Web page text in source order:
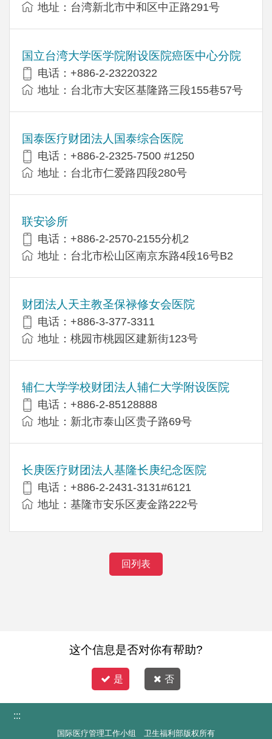
地址：台湾新北市中和区中正路291号
国立台湾大学医学院附设医院癌医中心分院
电话：+886-2-23220322
地址：台北市大安区基隆路三段155巷57号
国泰医疗财团法人国泰综合医院
电话：+886-2-2325-7500 #1250
地址：台北市仁爱路四段280号
联安诊所
电话：+886-2-2570-2155分机2
地址：台北市松山区南京东路4段16号B​​2
财团法人天主教圣保禄修女会医院
电话：+886-3-377-3311
地址：桃园市桃园区建新街123号
辅仁大学学校财团法人辅仁大学附设医院
电话：+886-2-85128888
地址：新北市泰山区贵子路69号
长庚医疗财团法人基隆长庚纪念医院
电话：+886-2-2431-3131#6121
地址：基隆市安乐区麦金路222号
回列表
这个信息是否对你有帮助?
是 否
:::
国际医疗管理工作小组 卫生福利部版权所有